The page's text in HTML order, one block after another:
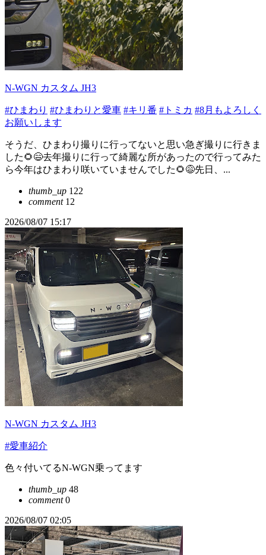
N-WGN カスタム JH3
#ひまわり #ひまわりと愛車 #キリ番 #トミカ #8月もよろしく
お願いします
そうだ、ひまわり撮りに行ってないと思い急ぎ撮りに行きま
した🌻😄去年撮りに行って綺麗な所があったので行ってみた
ら今年はひまわり咲いていませんでした🌻😅先日、...
thumb_up 122
comment12
2026/08/07 15:17
N-WGN カスタム JH3
#愛車紹介
色々付いてるN-WGN乗ってます
thumb_up 48
comment0
2026/08/07 02:05